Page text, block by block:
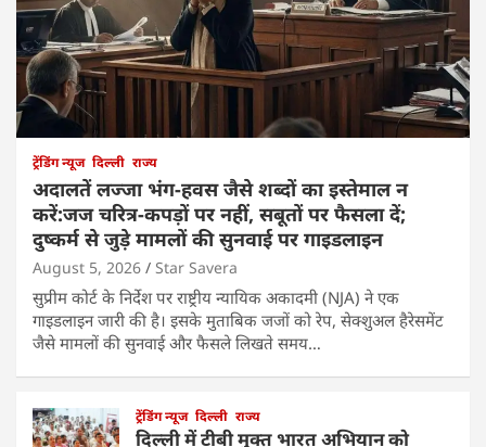
ट्रेंडिंग न्यूज दिल्ली राज्य
अदालतें लज्जा भंग-हवस जैसे शब्दों का इस्तेमाल न
करें:जज चरित्र-कपड़ों पर नहीं, सबूतों पर फैसला दें;
दुष्कर्म से जुड़े मामलों की सुनवाई पर गाइडलाइन
August 5, 2026 Star Savera
सुप्रीम कोर्ट के निर्देश पर राष्ट्रीय न्यायिक अकादमी (NJA) ने एक
गाइडलाइन जारी की है। इसके मुताबिक जजों को रेप, सेक्शुअल हैरेसमेंट
जैसे मामलों की सुनवाई और फैसले लिखते समय…
ट्रेंडिंग न्यूज दिल्ली राज्य
दिल्ली में टीबी मुक्त भारत अभियान को